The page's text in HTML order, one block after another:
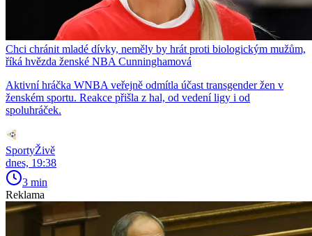
Chci chránit mladé dívky, neměly by hrát proti biologickým mužům,
říká hvězda ženské NBA Cunninghamová
Aktivní hráčka WNBA veřejně odmítla účast transgender žen v
ženském sportu. Reakce přišla z hal, od vedení ligy i od
spoluhráček.
SportyŽivě
dnes, 19:38
3 min
Reklama